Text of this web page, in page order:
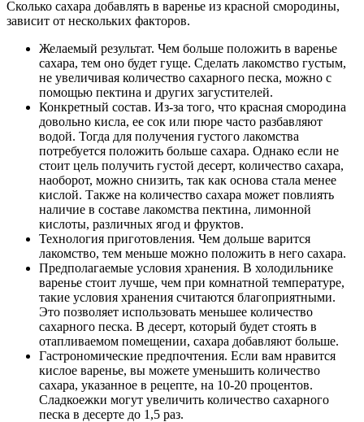
Сколько сахара добавлять в варенье из красной смородины,
зависит от нескольких факторов.
Желаемый результат. Чем больше положить в варенье
сахара, тем оно будет гуще. Сделать лакомство густым,
не увеличивая количество сахарного песка, можно с
помощью пектина и других загустителей.
Конкретный состав. Из-за того, что красная смородина
довольно кисла, ее сок или пюре часто разбавляют
водой. Тогда для получения густого лакомства
потребуется положить больше сахара. Однако если не
стоит цель получить густой десерт, количество сахара,
наоборот, можно снизить, так как основа стала менее
кислой. Также на количество сахара может повлиять
наличие в составе лакомства пектина, лимонной
кислоты, различных ягод и фруктов.
Технология приготовления. Чем дольше варится
лакомство, тем меньше можно положить в него сахара.
Предполагаемые условия хранения. В холодильнике
варенье стоит лучше, чем при комнатной температуре,
такие условия хранения считаются благоприятными.
Это позволяет использовать меньшее количество
сахарного песка. В десерт, который будет стоять в
отапливаемом помещении, сахара добавляют больше.
Гастрономические предпочтения. Если вам нравится
кислое варенье, вы можете уменьшить количество
сахара, указанное в рецепте, на 10-20 процентов.
Сладкоежки могут увеличить количество сахарного
песка в десерте до 1,5 раз.